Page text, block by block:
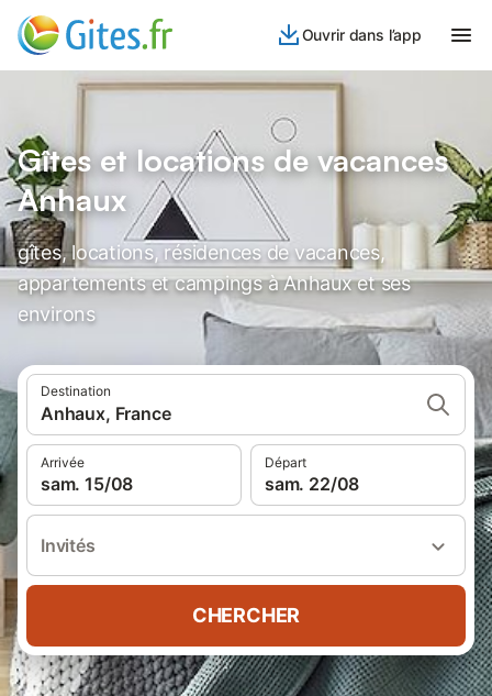
Ouvrir dans l’app
Gîtes et locations de vacances
Anhaux
gîtes, locations, résidences de vacances,
appartements et campings à Anhaux et ses
environs
Destination
Anhaux, France
Arrivée
sam. 15/08
Départ
sam. 22/08
Invités
CHERCHER